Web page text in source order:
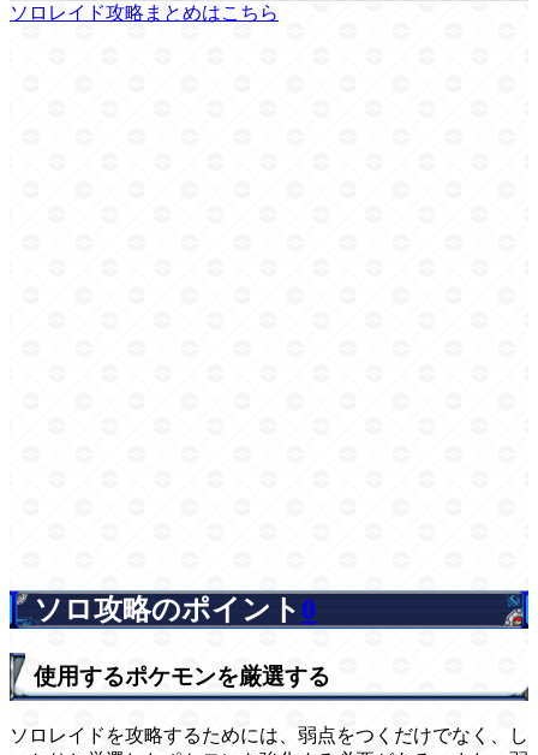
ソロレイド攻略まとめはこちら
ソロ攻略のポイント 0
使用するポケモンを厳選する
ソロレイドを攻略するためには、弱点をつくだけでなく、し